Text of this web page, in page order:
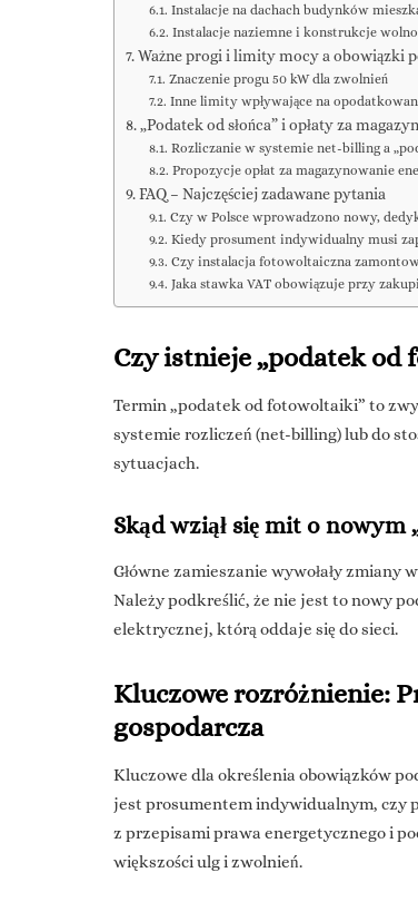
Instalacje na dachach budynków
Instalacje naziemne i konstrukcje
Ważne progi i limity mocy a obowiązki
Znaczenie progu 50 kW dla zwolnień
Inne limity wpływające na
„Podatek od słońca” i opłaty za
Rozliczanie w systemie net-billing a
Propozycje opłat za magazynowanie
FAQ – Najczęściej zadawane pytania
Czy w Polsce wprowadzono nowy,
Kiedy prosument indywidualny musi
Czy instalacja fotowoltaiczna
Jaka stawka VAT obowiązuje przy
Czy istnieje „podatek
Termin „podatek od fotowoltaiki” to
systemie rozliczeń (net-billing) lub do
sytuacjach.
Skąd wziął się mit o
Główne zamieszanie wywołały
Należy podkreślić, że nie jest to nowy
elektrycznej, którą oddaje się do sieci.
Kluczowe rozróżnienie:
gospodarcza
Kluczowe dla określenia obowiązków
jest prosumentem indywidualnym, czy
z przepisami prawa energetycznego i
większości ulg i zwolnień.